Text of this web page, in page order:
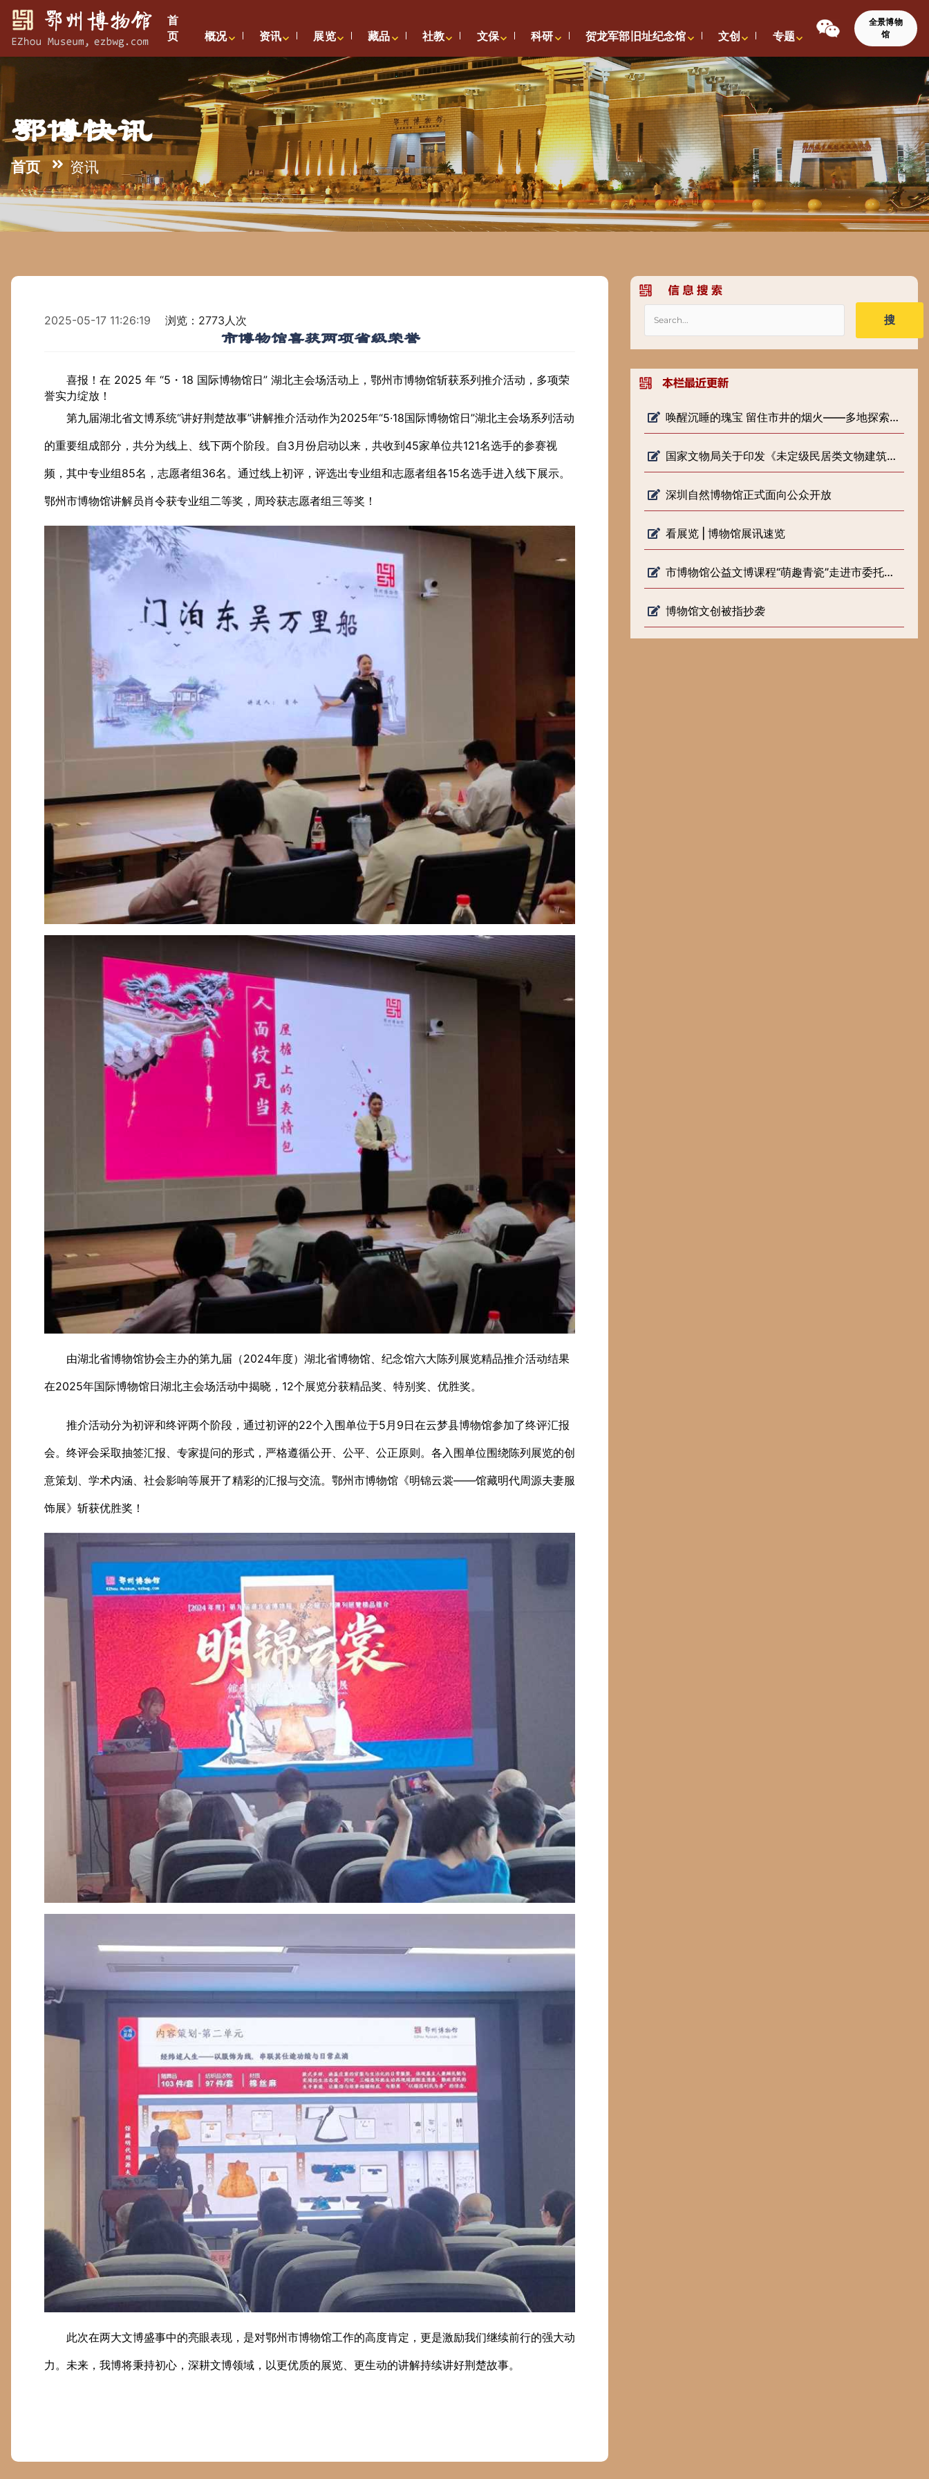
首
页
概况 资讯 展览 藏品 社教 文保 科研 贺龙军部旧址纪念馆 文创 专题
全景博物
馆
鄂博快讯
首页 资讯
2025-05-17 11:26:19 浏览：2773人次
市博物馆喜获两项省级荣誉
喜报！ 在 2025 年 “5・18 国际博物馆日” 湖北主会场活动上，鄂州市博物馆斩获系列推介活动，多项荣
誉实力绽放！
第九届湖北省文博系统“讲好荆楚故事”讲解推介活动作为2025年“5·18国际博物馆日”湖北主会场系列活动
的重要组成部分，共分为线上、线下两个阶段。自3月份启动以来，共收到45家单位共121名选手的参赛视
频，其中专业组85名，志愿者组36名。通过线上初评，评选出专业组和志愿者组各15名选手进入线下展示。
鄂州市博物馆讲解员肖令获专业组二等奖，周玲获志愿者组三等奖！
由湖北省博物馆协会主办的第九届（2024年度）湖北省博物馆、纪念馆六大陈列展览精品推介活动结果
在2025年国际博物馆日湖北主会场活动中揭晓，12个展览分获精品奖、特别奖、优胜奖。
推介活动分为初评和终评两个阶段，通过初评的22个入围单位于5月9日在云梦县博物馆参加了终评汇报
会。终评会采取抽签汇报、专家提问的形式，严格遵循公开、公平、公正原则。各入围单位围绕陈列展览的创
意策划、学术内涵、社会影响等展开了精彩的汇报与交流。鄂州市博物馆《明锦云裳——馆藏明代周源夫妻服
饰展》斩获优胜奖！
此次在两大文博盛事中的亮眼表现，是对鄂州市博物馆工作的高度肯定，更是激励我们继续前行的强大动
力。未来，我博将秉持初心，深耕文博领域，以更优质的展览、更生动的讲解持续讲好荆楚故事。
搜
唤醒沉睡的瑰宝 留住市井的烟火——多地探索低级别文物保护新路径
国家文物局关于印发《未定级民居类文物建筑修缮审批工作指引（试行）》的通知
深圳自然博物馆正式面向公众开放
看展览 | 博物馆展讯速览
市博物馆公益文博课程“萌趣青瓷”走进市委托管课堂
博物馆文创被指抄袭